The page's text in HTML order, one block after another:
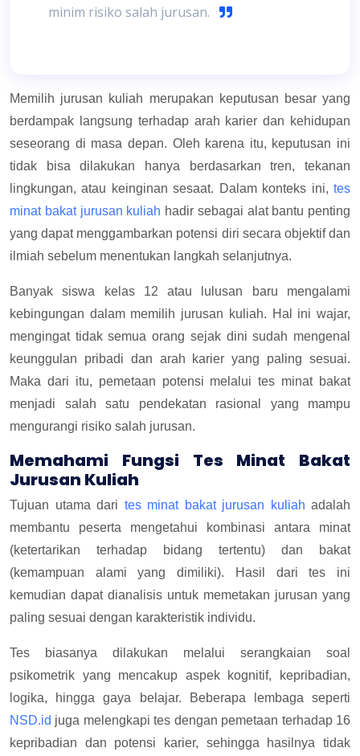
minim risiko salah jurusan.
Memilih jurusan kuliah merupakan keputusan besar yang
berdampak langsung terhadap arah karier dan kehidupan
seseorang di masa depan. Oleh karena itu, keputusan ini
tidak bisa dilakukan hanya berdasarkan tren, tekanan
lingkungan, atau keinginan sesaat. Dalam konteks ini, tes
minat bakat jurusan kuliah hadir sebagai alat bantu penting
yang dapat menggambarkan potensi diri secara objektif dan
ilmiah sebelum menentukan langkah selanjutnya.
Banyak siswa kelas 12 atau lulusan baru mengalami
kebingungan dalam memilih jurusan kuliah. Hal ini wajar,
mengingat tidak semua orang sejak dini sudah mengenal
keunggulan pribadi dan arah karier yang paling sesuai.
Maka dari itu, pemetaan potensi melalui tes minat bakat
menjadi salah satu pendekatan rasional yang mampu
mengurangi risiko salah jurusan.
Memahami Fungsi Tes Minat Bakat
Jurusan Kuliah
Tujuan utama dari tes minat bakat jurusan kuliah adalah
membantu peserta mengetahui kombinasi antara minat
(ketertarikan terhadap bidang tertentu) dan bakat
(kemampuan alami yang dimiliki). Hasil dari tes ini
kemudian dapat dianalisis untuk memetakan jurusan yang
paling sesuai dengan karakteristik individu.
Tes biasanya dilakukan melalui serangkaian soal
psikometrik yang mencakup aspek kognitif, kepribadian,
logika, hingga gaya belajar. Beberapa lembaga seperti
NSD.id juga melengkapi tes dengan pemetaan terhadap 16
kepribadian dan potensi karier, sehingga hasilnya tidak